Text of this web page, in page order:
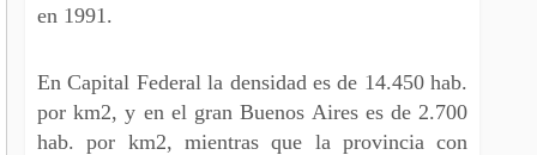
en 1991.
En Capital Federal la densidad es de 14.450 hab.
por km2, y en el gran Buenos Aires es de 2.700
hab. por km2, mientras que la provincia con